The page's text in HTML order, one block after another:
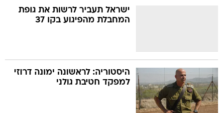
ישראל תעביר לרשות את גופת
המחבלת מהפיגוע בקו 37
היסטוריה: לראשונה ימונה דרוזי
למפקד חטיבת גולני